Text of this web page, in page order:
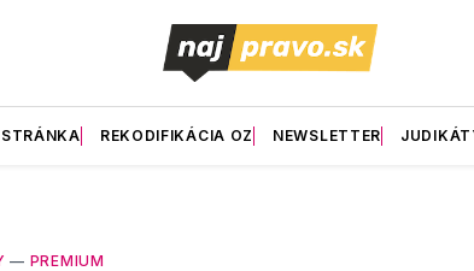
REKODIFIKÁCIA OZ NEWSLETTER
— PREMIUM